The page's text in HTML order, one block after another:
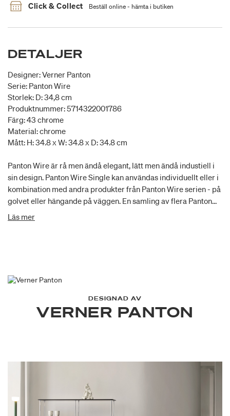
Click & Collect Beställ online - hämta i butiken
DETALJER
Designer: Verner Panton
Serie: Panton Wire
Storlek: D: 34,8 cm
Produktnummer: 5714322001786
Färg: 43 chrome
Material: chrome
Mått: H: 34.8 x W: 34.8 x D: 34.8 cm
Panton Wire är rå men ändå elegant, lätt men ändå industiell i
sin design. Panton Wire Single kan användas individuellt eller i
kombination med andra produkter från Panton Wire serien - på
golvet eller hängande på väggen. En samling av flera Panton
Wire är en perfekt lösning som en rumsavdelare i en foajé som
Läs mer
DESIGNAD AV
VERNER PANTON